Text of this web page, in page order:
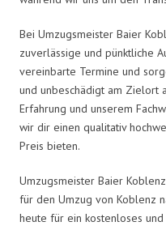
Bei Umzugsmeister Baier
zuverlässige und pünktliche
vereinbarte Termine und
und unbeschädigt am Zielort
Erfahrung und unserem
wir dir einen qualitativ
Preis bieten.
Umzugsmeister Baier
für den Umzug von Koblenz
heute für ein kostenloses